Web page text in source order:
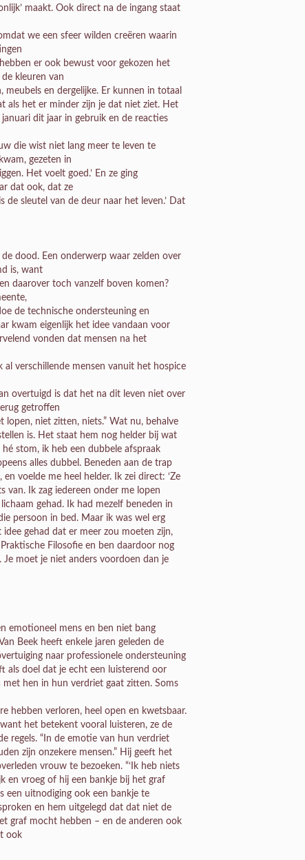
maakt. Ook direct na de ingang staat
we een sfeer wilden creëren waarin
er ook bewust voor gekozen het
kleuren van
en dergelijke. Er kunnen in totaal
als het er minder zijn je dat niet ziet. Het
dit jaar in gebruik en de reacties
die wist niet lang meer te leven te
gezeten in
Het voelt goed.’ En ze ging
dat ook, dat ze
sleutel van de deur naar het leven.’ Dat
dood. Een onderwerp waar zelden over
is, want
daarover toch vanzelf boven komen?
de technische ondersteuning en
kwam eigenlijk het idee vandaan voor
vonden dat mensen na het
verschillende mensen vanuit het hospice
overtuigd is dat het na dit leven niet over
getroffen
lopen, niet zitten, niets.” Wat nu, behalve
is. Het staat hem nog helder bij wat
stom, ik heb een dubbele afspraak
alles dubbel. Beneden aan de trap
voelde me heel helder. Ik zei direct: ‘Ze
van. Ik zag iedereen onder me lopen
gehad. Ik had mezelf beneden in
persoon in bed. Maar ik was wel erg
gehad dat er meer zou moeten zijn,
Filosofie en ben daardoor nog
Je moet je niet anders voordoen dan je
emotioneel mens en ben niet bang
Beek heeft enkele jaren geleden de
naar professionele ondersteuning
als doel dat je echt een luisterend oor
hen in hun verdriet gaat zitten. Soms
hebben verloren, heel open en kwetsbaar.
het betekent vooral luisteren, ze de
regels. “In de emotie van hun verdriet
zijn onzekere mensen.” Hij geeft het
vrouw te bezoeken. “‘Ik heb niets
en vroeg of hij een bankje bij het graf
een uitnodiging ook een bankje te
en hem uitgelegd dat dat niet de
graf mocht hebben – en de anderen ook
ook